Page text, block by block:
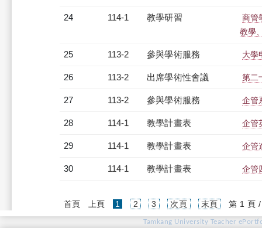
24 114-1 教學研習
商管
教學
25 113-2 參與學術服務 大學
26 113-2 出席學術性會議 第二
27 113-2 參與學術服務 企管
28 114-1 教學計畫表 企管
29 114-1 教學計畫表 企管
30 114-1 教學計畫表 企管
首頁 上頁 1 (current)
2 3 次頁 末頁 第 1 頁
Tamkang University Teacher